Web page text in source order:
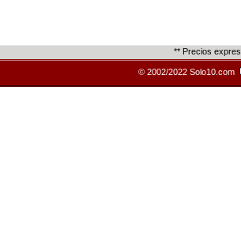
** Precios
© 2002/2022 Solo10.com